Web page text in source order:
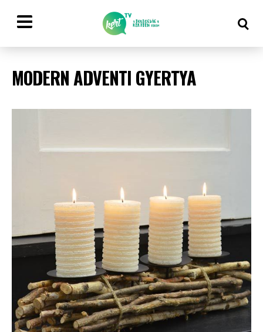
MODERN ADVENTI GYERTYA